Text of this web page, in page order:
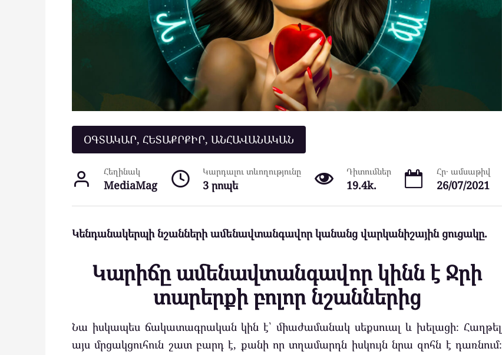
ՕԳՏԱԿԱՐ, ՀԵՏԱՔՐՔԻՐ, ԱՆՀԱՎԱՆԱԿԱՆ
Հեղինակ
MediaMag
Կարդալու տևողությունը
3 րոպե
Դիտումներ
19.4k.
Հր․ ամսաթիվ
26/07/2021
Կենդանակերպի նշանների ամենավտանգավոր կանանց վարկանիշային ցուցակը.
Կարիճը ամենավտանգավոր կինն է Ջրի
տարերքի բոլոր նշաններից
Նա իսկապես ճակատագրական կին է՝ միաժամանակ սեքսուալ և խելացի։ Հաղթել
այս մրցակցուհուն շատ բարդ է, քանի որ տղամարդն իսկույն նրա զոհն է դառնում։